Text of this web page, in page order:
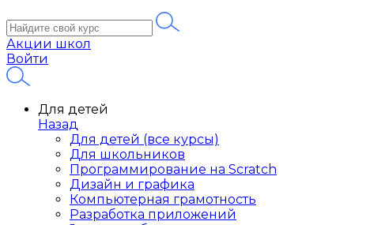
Акции школ
Войти
Для детей
Назад
Для детей (все курсы)
Для школьников
Программирование на Scratch
Дизайн и графика
Компьютерная грамотность
Разработка приложений